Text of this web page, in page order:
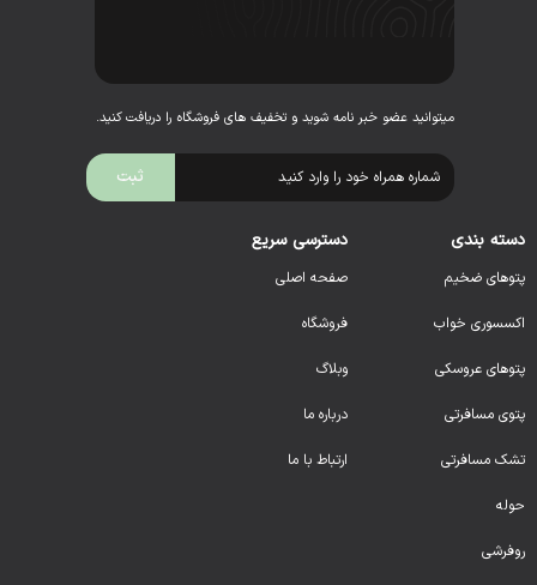
میتوانید عضو خبر نامه شوید و تخفیف های فروشگاه را دریافت کنید.
دسته بندی
پتوهای ضخیم
اکسسوری خواب
پتوهای عروسکی
پتوی مسافرتی
تشک مسافرتی
حوله
روفرشی
دسترسی سریع
صفحه اصلی
فروشگاه
وبلاگ
درباره ما
ارتباط با ما